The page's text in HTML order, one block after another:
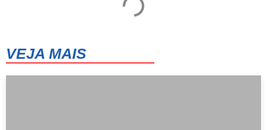
VEJA MAIS